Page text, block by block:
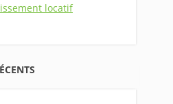
locatif